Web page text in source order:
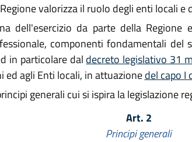
valorizza il ruolo degli enti locali
dell'esercizio da parte della
componenti fondamentali
in particolare dal decreto legislativo 31
agli Enti locali, in attuazionedel capo I
generali cui si ispira la legislazione
Art. 2
Principi generali